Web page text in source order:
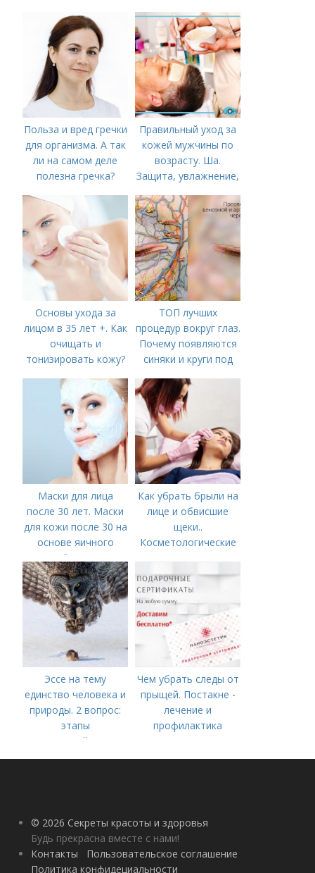
похудения семена
льна с кефиром?
Польза и вред гречки
для организма. А так
ли на самом деле
полезна гречка?
Правильный уход за
кожей мужчины по
возрасту. Ша.
Защита, увлажнение,
Основы ухода за
лицом в 35 лет +. Как
очищать и
тонизировать кожу?
ТОП лучших
процедур вокруг глаз.
Почему появляются
синяки и круги под
Маски для лица
после 30 лет. Маски
для кожи после 30 на
основе яичного
белка
Как убрать брыли на
лице и обвисшие
щеки..
Косметологические
Эссе на тему
единство человека и
природы. 2 вопрос:
этапы
взаимодействия
природного и
Чем убрать следы от
прыщей. Постакне -
лечение и
профилактика
© 2026 Секреты красоты и здоровья
Будь прекрасна вместе с нами!
Контакты
Пользовательское соглашение
Политика конфидециальности